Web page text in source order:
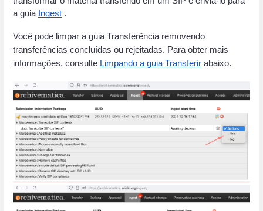
a guia Ingest .
Você pode limpar a guia Transferência removendo
transferências concluídas ou rejeitadas. Para obter mais
informações, consulte Limpando a guia Transferir abaixo.